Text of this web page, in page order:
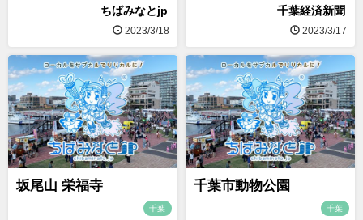
ちばみなとjp
2023/3/18
千葉経済新聞
2023/3/17
坂尾山 栄福寺
千葉
千葉市動物公園
千葉